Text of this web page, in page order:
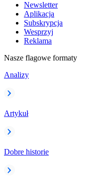
Newsletter
Aplikacja
Subskrypcja
Wesprzyj
Reklama
Nasze flagowe formaty
Analizy
Artykuł
Dobre historie